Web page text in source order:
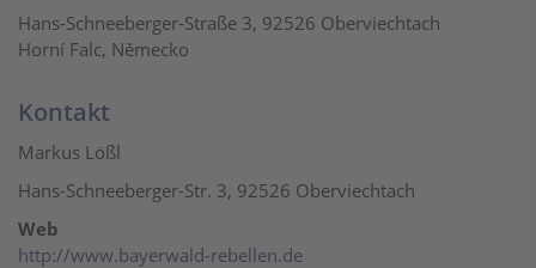
Hans-Schneeberger-Straße 3, 92526 Oberviechtach
Horní Falc, Německo
Kontakt
Markus Lößl
Hans-Schneeberger-Str. 3, 92526 Oberviechtach
Web
http://www.bayerwald-rebellen.de